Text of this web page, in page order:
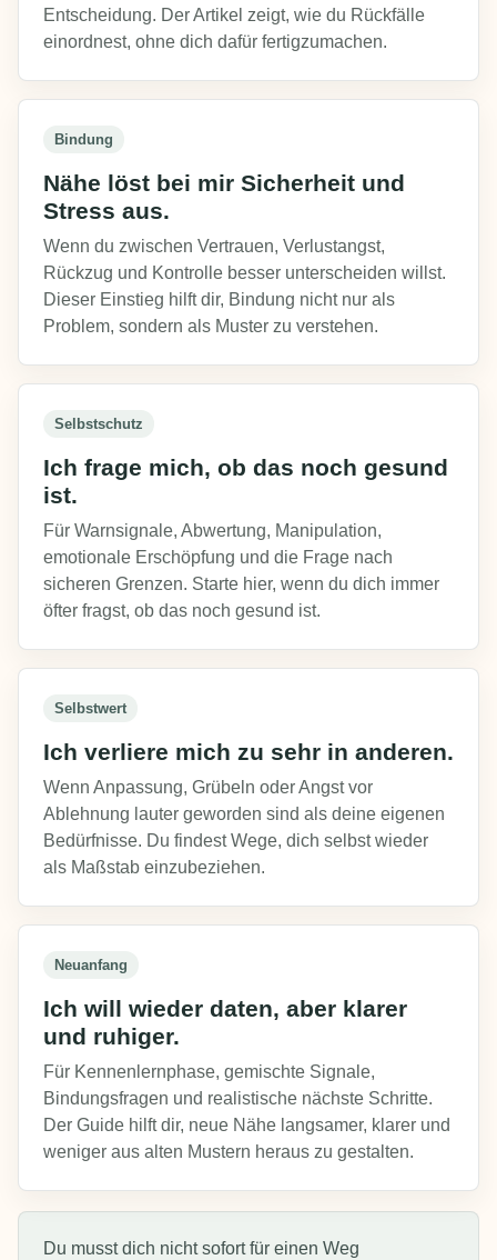
Entscheidung. Der Artikel zeigt, wie du Rückfälle
einordnest, ohne dich dafür fertigzumachen.
Bindung
Nähe löst bei mir Sicherheit und
Stress aus.
Wenn du zwischen Vertrauen, Verlustangst,
Rückzug und Kontrolle besser unterscheiden willst.
Dieser Einstieg hilft dir, Bindung nicht nur als
Problem, sondern als Muster zu verstehen.
Selbstschutz
Ich frage mich, ob das noch gesund
ist.
Für Warnsignale, Abwertung, Manipulation,
emotionale Erschöpfung und die Frage nach
sicheren Grenzen. Starte hier, wenn du dich immer
öfter fragst, ob das noch gesund ist.
Selbstwert
Ich verliere mich zu sehr in anderen.
Wenn Anpassung, Grübeln oder Angst vor
Ablehnung lauter geworden sind als deine eigenen
Bedürfnisse. Du findest Wege, dich selbst wieder
als Maßstab einzubeziehen.
Neuanfang
Ich will wieder daten, aber klarer
und ruhiger.
Für Kennenlernphase, gemischte Signale,
Bindungsfragen und realistische nächste Schritte.
Der Guide hilft dir, neue Nähe langsamer, klarer und
weniger aus alten Mustern heraus zu gestalten.
Du musst dich nicht sofort für einen Weg